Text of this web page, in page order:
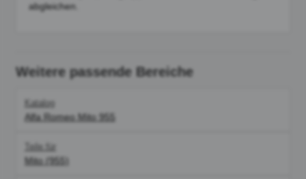
abgleichen.
Weitere passende Bereiche
Katalog
Alfa Romeo Mito 955
Teile für
Mito (955)